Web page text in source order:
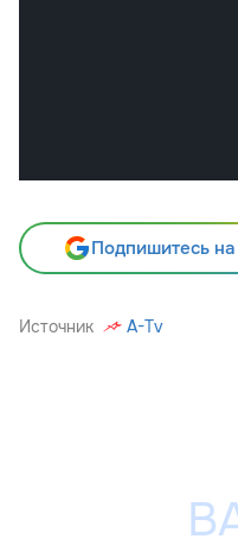
Подпишитесь
Источник A-Tv